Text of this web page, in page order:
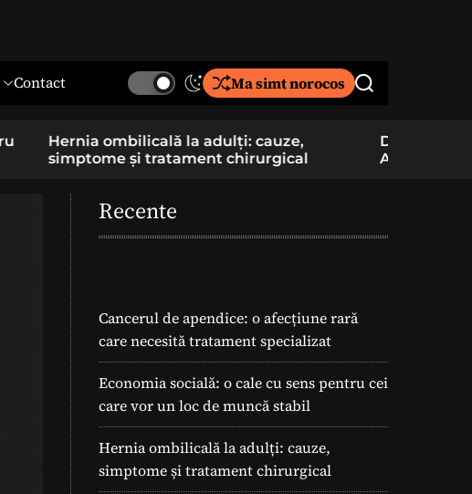
Contact
S
t
c
o
l
o
d
e
Ma simt norocos
S
De la pasiune la cercetare aplicată: un elev
Am School construiește și pregătește
Recente
Cancerul de apendice: o afecțiune rară
care necesită tratament specializat
Economia socială: o cale cu sens pentru cei
care vor un loc de muncă stabil
Hernia ombilicală la adulți: cauze,
simptome și tratament chirurgical